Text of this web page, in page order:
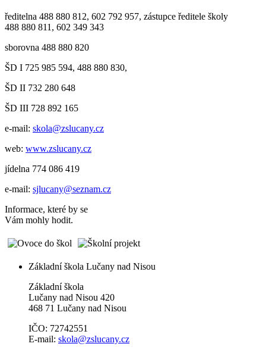
ředitelna 488 880 812, 602 792 957, zástupce ředitele školy
488 880 811, 602 349 343
sborovna 488 880 820
ŠD I 725 985 594, 488 880 830,
ŠD II 732 280 648
ŠD III 728 892 165
e-mail: skola@zslucany.cz
web: www.zslucany.cz
jídelna 774 086 419
e-mail: sjlucany@seznam.cz
Informace, které by se
Vám mohly hodit.
Základní škola Lučany nad Nisou
Základní škola
Lučany nad Nisou 420
468 71 Lučany nad Nisou
IČO: 72742551
E-mail: skola@zslucany.cz